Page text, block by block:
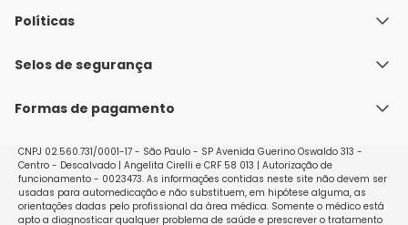
Quem Somos
Nossas lojas
Políticas
Política de Envio
Políticas de Trocas e Devoluções
Selos de segurança
Formas de pagamento
CNPJ 02.560.731/0001-17 - São Paulo - SP Avenida Guerino Oswaldo 313 -
Centro - Descalvado | Angelita Cirelli e CRF 58 013 | Autorização de
funcionamento - 0023473. As informações contidas neste site não devem ser
usadas para automedicação e não substituem, em hipótese alguma, as
orientações dadas pelo profissional da área médica. Somente o médico está
apto a diagnosticar qualquer problema de saúde e prescrever o tratamento